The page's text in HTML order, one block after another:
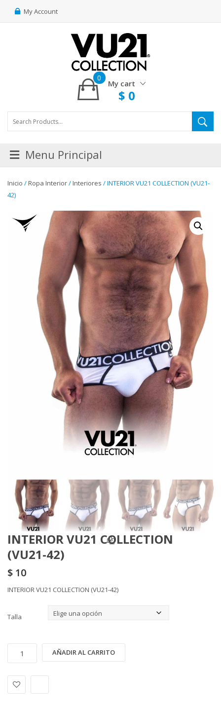
My Account
My cart
0
$ 0
Menu Principal
Inicio /Ropa Interior/Interiores / INTERIOR VU21 COLLECTION (VU21-
42)
INTERIOR VU21 COLLECTION
(VU21-42)
$ 10
INTERIOR VU21 COLLECTION (VU21-42)
Talla
VU21
(VU21-
42)
AÑADIR AL CARRITO